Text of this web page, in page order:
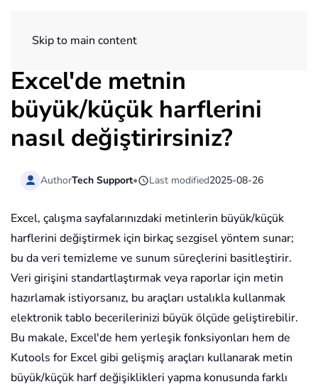
Skip to main content
Excel'de metnin
büyük/küçük harflerini
nasıl değiştirirsiniz?
AuthorTech Support• Last modified2025-08-26
Excel, çalışma sayfalarınızdaki metinlerin büyük/küçük
harflerini değiştirmek için birkaç sezgisel yöntem sunar;
bu da veri temizleme ve sunum süreçlerini basitleştirir.
Veri girişini standartlaştırmak veya raporlar için metin
hazırlamak istiyorsanız, bu araçları ustalıkla kullanmak
elektronik tablo becerilerinizi büyük ölçüde geliştirebilir.
Bu makale, Excel'de hem yerleşik fonksiyonları hem de
Kutools for Excel gibi gelişmiş araçları kullanarak metin
büyük/küçük harf değişiklikleri yapma konusunda farklı